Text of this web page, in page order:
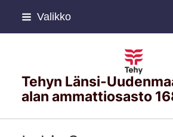
Siirry
Valikko
Tehyn Länsi-
alan ammattiosasto